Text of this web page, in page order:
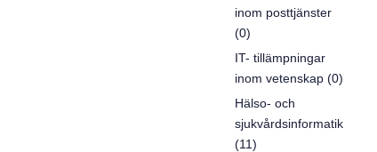
inom posttjänster
(0)
IT- tillämpningar
inom vetenskap (0)
Hälso- och
sjukvårdsinformatik
(11)